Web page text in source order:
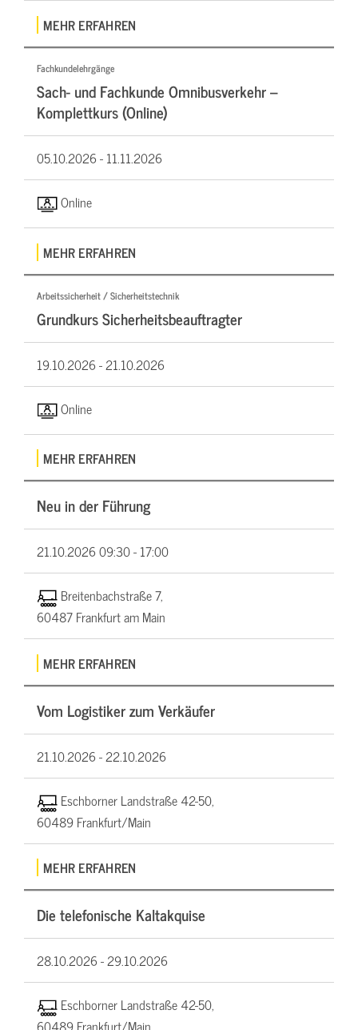
MEHR ERFAHREN
Fachkundelehrgänge
Sach- und Fachkunde Omnibusverkehr –
Komplettkurs (Online)
05.10.2026 -11.11.2026
Online
MEHR ERFAHREN
Arbeitssicherheit / Sicherheitstechnik
Grundkurs Sicherheitsbeauftragter
19.10.2026 -21.10.2026
Online
MEHR ERFAHREN
Neu in der Führung
21.10.202609:30 - 17:00
Breitenbachstraße 7,
60487 Frankfurt am Main
MEHR ERFAHREN
Vom Logistiker zum Verkäufer
21.10.2026 -22.10.2026
Eschborner Landstraße 42-50,
60489 Frankfurt/Main
MEHR ERFAHREN
Die telefonische Kaltakquise
28.10.2026 -29.10.2026
Eschborner Landstraße 42-50,